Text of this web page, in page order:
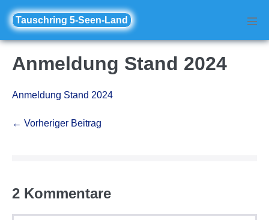
Zum
Inhalt
springen
Tauschring 5-Seen-Land
Anmeldung Stand 2024
Anmeldung Stand 2024
Beitragsnavigation
← Vorheriger Beitrag
2 Kommentare